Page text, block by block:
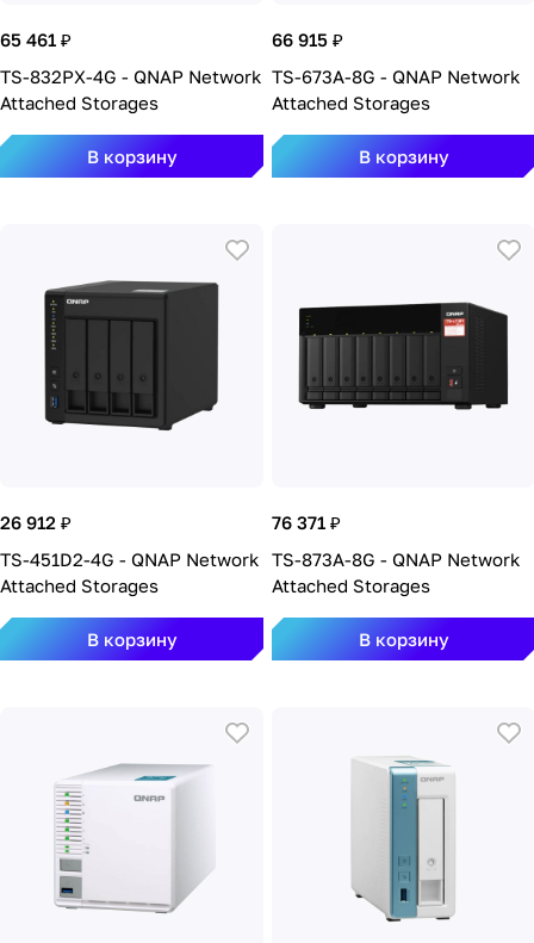
65 461 ₽
TS-832PX-4G - QNAP Network
Attached Storages
В корзину
66 915 ₽
TS-673A-8G - QNAP Network
Attached Storages
В корзину
26 912 ₽
TS-451D2-4G - QNAP Network
Attached Storages
В корзину
76 371 ₽
TS-873A-8G - QNAP Network
Attached Storages
В корзину